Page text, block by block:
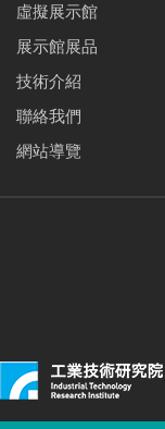
虛擬展示館
展示館展品
技術介紹
聯絡我們
網站導覽